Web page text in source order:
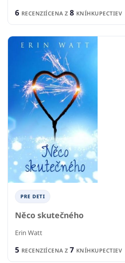
6 RECENZIÍCENA Z 8 KNÍHKUPECTIEV
PRE DETI
Něco skutečného
Erin Watt
5 RECENZIÍCENA Z 7 KNÍHKUPECTIEV